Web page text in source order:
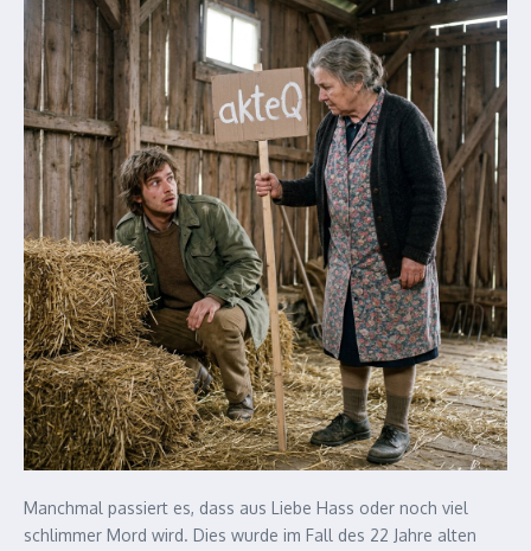
Manchmal passiert es, dass aus Liebe Hass oder noch viel
schlimmer Mord wird. Dies wurde im Fall des 22 Jahre alten